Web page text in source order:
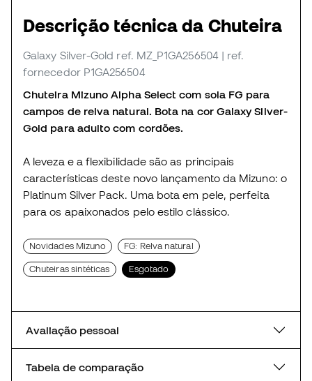
Descrição técnica da Chuteira
Galaxy Silver-Gold ref. MZ_P1GA256504 | ref.
fornecedor P1GA256504
Chuteira Mizuno Alpha Select com sola FG para
campos de relva natural. Bota na cor Galaxy Silver-
Gold para adulto com cordões.
A leveza e a flexibilidade são as principais
características deste novo lançamento da Mizuno: o
Platinum Silver Pack. Uma bota em pele, perfeita
para os apaixonados pelo estilo clássico.
Novidades Mizuno FG: Relva natural
Chuteiras sintéticas Esgotado
Avaliação pessoal
Tabela de comparação